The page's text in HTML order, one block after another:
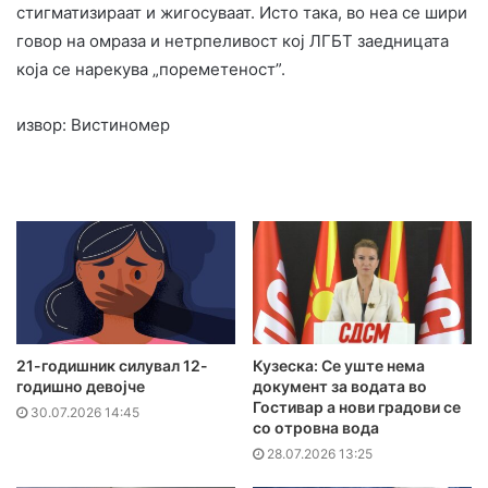
стигматизираат и жигосуваат. Исто така, во неа се шири
говор на омраза и нетрпеливост кој ЛГБТ заедницата
која се нарекува „пореметеност”.
извор: Вистиномер
21-годишник силувал 12-
годишно девојче
30.07.2026 14:45
Кузеска: Се уште нема
документ за водата во
Гостивар а нови градови се
со отровна вода
28.07.2026 13:25